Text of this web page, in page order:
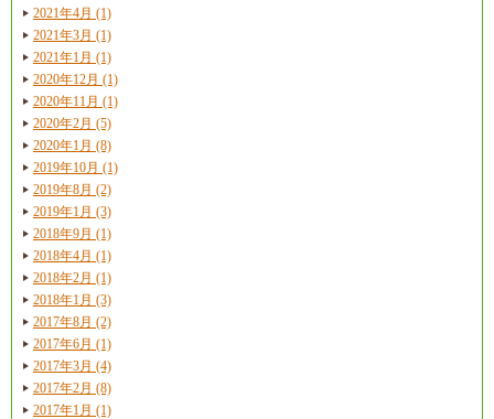
2021年4月 (1)
2021年3月 (1)
2021年1月 (1)
2020年12月 (1)
2020年11月 (1)
2020年2月 (5)
2020年1月 (8)
2019年10月 (1)
2019年8月 (2)
2019年1月 (3)
2018年9月 (1)
2018年4月 (1)
2018年2月 (1)
2018年1月 (3)
2017年8月 (2)
2017年6月 (1)
2017年3月 (4)
2017年2月 (8)
2017年1月 (1)